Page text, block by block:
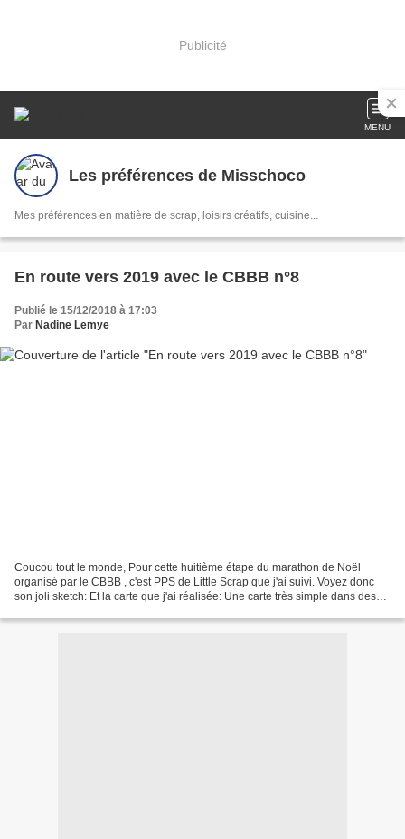
Publicité
MENU
Les préférences de Misschoco
Mes préférences en matière de scrap, loisirs créatifs, cuisine...
En route vers 2019 avec le CBBB n°8
Publié le 15/12/2018 à 17:03
Par Nadine Lemye
Coucou tout le monde, Pour cette huitième étape du marathon de Noël
organisé par le CBBB , c'est PPS de Little Scrap que j'ai suivi. Voyez donc
son joli sketch: Et la carte que j'ai réalisée: Une carte très simple dans des